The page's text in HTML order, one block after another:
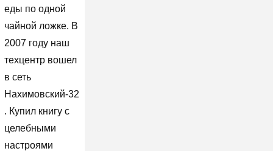
еды по одной
чайной ложке. В
2007 году наш
техцентр вошел
в сеть
Нахимовский-32
. Купил книгу с
целебными
настроями